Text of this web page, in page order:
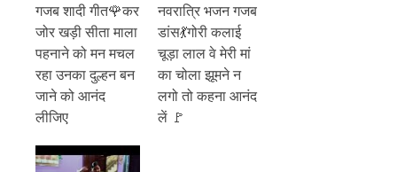
गजब शादी गीत🌹कर
जोर खड़ी सीता माला
पहनाने को मन मचल
रहा उनका दुल्हन बन
जाने को आनंद
लीजिए
नवरात्रि भजन गजब
डांस💃गोरी कलाई
चूड़ा लाल वे मेरी मां
का चोला झूमने न
लगो तो कहना आनंद
लें 🚩